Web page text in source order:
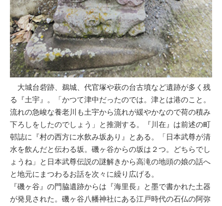
大城台砦跡、鵜城、代官塚や萩の台古墳など遺跡が多く残
る『土宇』。「かつて津中だったのでは。津とは港のこと。
流れの急峻な養老川も土宇から流れが緩やかなので荷の積み
下ろしをしたのでしょう」と推測する。『川在』は前述の町
邨誌に『村の西方に水飲み坂あり』とある。「日本武尊が清
水を飲んだと伝わる坂。磯ヶ谷からの坂は２つ。どちらでし
ょうね」と日本武尊伝説の謎解きから高滝の地頭の娘の話へ
と地元にまつわるお話を次々に繰り広げる。
『磯ヶ谷』の門脇遺跡からは『海里長』と墨で書かれた土器
が発見された。磯ヶ谷八幡神社にある江戸時代の石仏の阿弥